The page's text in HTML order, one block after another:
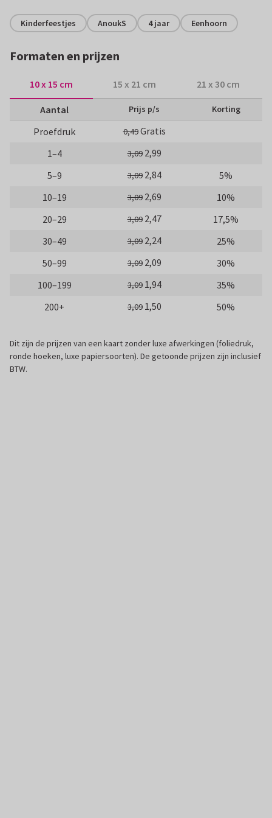
Kinderfeestjes AnoukS 4 jaar Eenhoorn
Formaten en prijzen
10 x 15 cm 15 x 21 cm 21 x 30 cm
Aantal Prijs p/s Korting
Proefdruk 0,49Gratis
1–4
3,09 2,99
5–9
3,09 2,84
5%
10–19
3,09 2,69
10%
20–29
3,09 2,47
17,5%
30–49
3,09 2,24
25%
50–99
3,09 2,09
30%
100–199
3,09 1,94
35%
200+
3,09 1,50 50%
Dit zijn de prijzen van een kaart zonder luxe afwerkingen (foliedruk,
ronde hoeken, luxe papiersoorten). De getoonde prijzen zijn inclusief
BTW.